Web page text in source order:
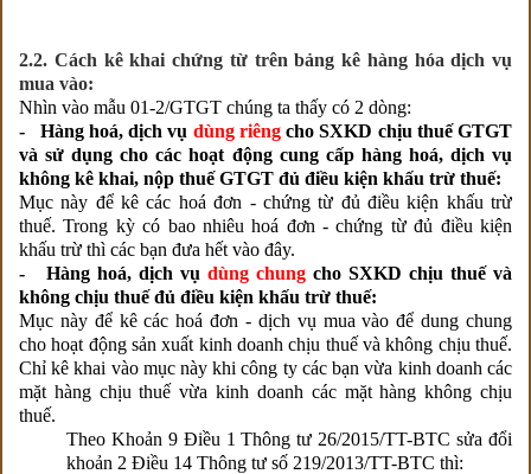
2.2. Cách kê khai chứng từ trên bảng kê hàng hóa dịch vụ
mua vào:
Nhìn vào mẫu 01-2/GTGT chúng ta thấy có 2 dòng:
- Hàng hoá, dịch vụ dùng riêngcho SXKD chịu thuế GTGT
và sử dụng cho các hoạt động cung cấp hàng hoá, dịch vụ
không kê khai, nộp thuế GTGT đủ điều kiện khấu trừ thuế:
Mục này để kê các hoá đơn - chứng từ đủ điều kiện khấu trừ
thuế. Trong kỳ có bao nhiêu hoá đơn - chứng từ đủ điều kiện
khấu trừ thì các bạn đưa hết vào đây.
- Hàng hoá, dịch vụ dùng chung cho SXKD chịu thuế và
không chịu thuế đủ điều kiện khấu trừ thuế:
Mục này để kê các hoá đơn - dịch vụ mua vào để dung chung
cho hoạt động sản xuất kinh doanh chịu thuế và không chịu thuế.
Chỉ kê khai vào mục này khi công ty các bạn vừa kinh doanh các
mặt hàng chịu thuế vừa kinh doanh các mặt hàng không chịu
thuế.
Theo Khoản 9 Điều 1 Thông tư 26/2015/TT-BTC sửa đổi
khoản 2 Điều 14 Thông tư số 219/2013/TT-BTC thì: